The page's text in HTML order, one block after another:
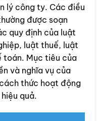
lý công ty. Các điều
được soạn
quy định của luật
luật thuế, luật
toán. Mục tiêu của
và nghĩa vụ của
thức hoạt động
quả.